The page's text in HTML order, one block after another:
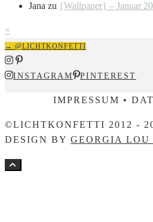
Jana zu {Wallpaper} – Januar
×
→ @LICHTKONFETTI
INSTAGRAM PINTEREST
IMPRESSUM •
©LICHTKONFETTI 2012 -
DESIGN BY GEORGIA LOU